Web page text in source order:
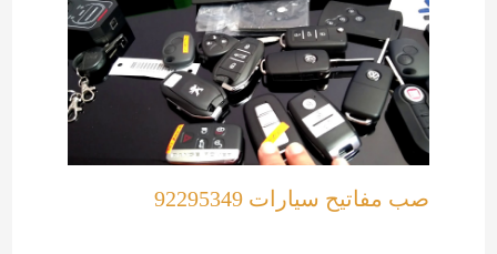
صب مفاتيح سيارات 92295349